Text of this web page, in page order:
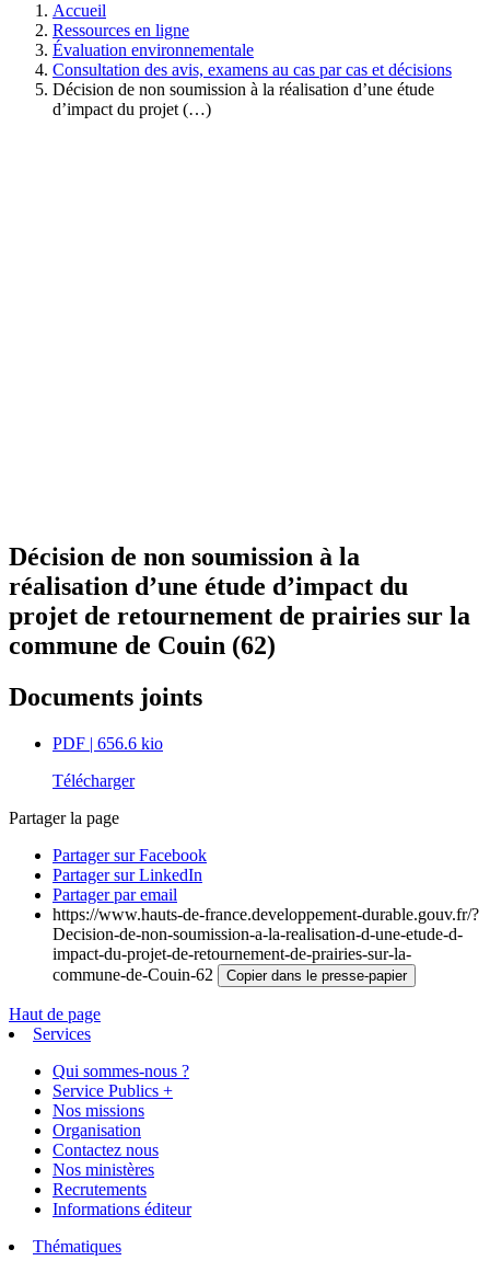
Accueil
Ressources en ligne
Évaluation environnementale
Consultation des avis, examens au cas par cas et décisions
Décision de non soumission à la réalisation d’une étude
d’impact du projet (…)
Décision de non soumission à la
réalisation d’une étude d’impact du
projet de retournement de prairies sur la
commune de Couin (62)
Documents joints
PDF | 656.6 kio
Télécharger
Partager la page
Partager sur Facebook
Partager sur LinkedIn
Partager par email
https://www.hauts-de-france.developpement-durable.gouv.fr/?
Decision-de-non-soumission-a-la-realisation-d-une-etude-d-
impact-du-projet-de-retournement-de-prairies-sur-la-
commune-de-Couin-62
Copier dans le presse-papier
Haut de page
Services
Qui sommes-nous ?
Service Publics +
Nos missions
Organisation
Contactez nous
Nos ministères
Recrutements
Informations éditeur
Thématiques